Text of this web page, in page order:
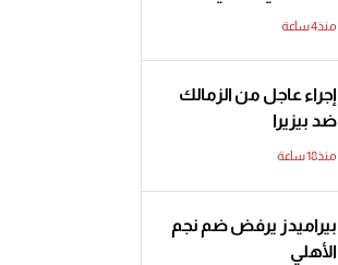
منذ4 ساعة
إجراء عاجل من الزمالك
ضد بيزيرا
منذ18 ساعة
بيراميدز يرفض ضم نجم
الأهلي